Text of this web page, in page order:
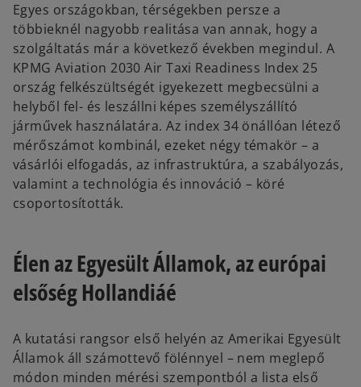
Egyes országokban, térségekben persze a
többieknél nagyobb realitása van annak, hogy a
szolgáltatás már a következő években megindul. A
KPMG Aviation 2030 Air Taxi Readiness Index 25
ország felkészültségét igyekezett megbecsülni a
helyből fel- és leszállni képes személyszállító
járművek használatára. Az index 34 önállóan létező
mérőszámot kombinál, ezeket négy témakör – a
vásárlói elfogadás, az infrastruktúra, a szabályozás,
valamint a technológia és innováció – köré
csoportosították.
Élen az Egyesült Államok, az európai
elsőség Hollandiáé
A kutatási rangsor első helyén az Amerikai Egyesült
Államok áll számottevő fölénnyel – nem meglepő
módon minden mérési szempontból a lista első